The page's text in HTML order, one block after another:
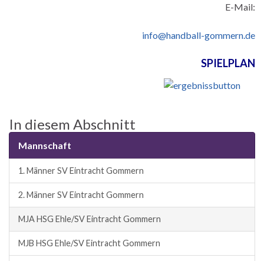
E-Mail:
info@handball-gommern.de
SPIELPLAN
In diesem Abschnitt
Mannschaft
1. Männer SV Eintracht Gommern
2. Männer SV Eintracht Gommern
MJA HSG Ehle/SV Eintracht Gommern
MJB HSG Ehle/SV Eintracht Gommern